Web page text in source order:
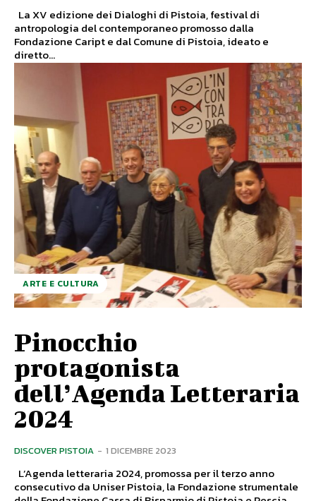
antropologia del contemporaneo promosso dalla
Fondazione Caript e dal Comune di Pistoia, ideato e
diretto...
ARTE E CULTURA
Pinocchio
protagonista
dell’Agenda Letteraria
2024
DISCOVER PISTOIA - 1 DICEMBRE 2023
consecutivo da Uniser Pistoia, la Fondazione strumentale